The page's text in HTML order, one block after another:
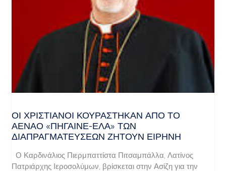
ΟΙ ΧΡΙΣΤΙΑΝΟΊ ΚΟΥΡΆΣΤΗΚΑΝ ΑΠΌ ΤΟ
ΑΈΝΑΟ «ΠΉΓΑΙΝΕ-ΈΛΑ» ΤΩΝ
ΔΙΑΠΡΑΓΜΑΤΕΎΣΕΩΝ ΖΗΤΟΎΝ ΕΙΡΉΝΗ
Ο Καρδινάλιος Πιερμπαττίστα Πιτσαμπάλλα, Λατίνος
Πατριάρχης Ιεροσολύμων, βρίσκεται στην Ασίζη για την